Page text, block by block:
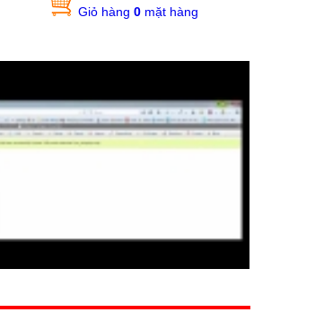
Giỏ hàng 0 mặt hàng